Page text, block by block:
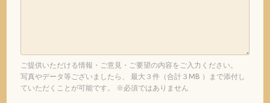
ご提供いただける情報・ご意見・ご要望の内容をご入力ください。
写真やデータ等ございましたら、 最大３件（合計３MB ）まで添付し
ていただくことが可能です。 ※必須ではありません